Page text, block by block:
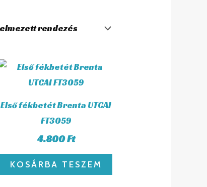
Első fékbetét Brenta UTCAI
FT3059
4.800Ft
KOSÁRBA TESZEM